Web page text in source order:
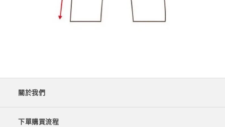
關於我們
下單購買流程